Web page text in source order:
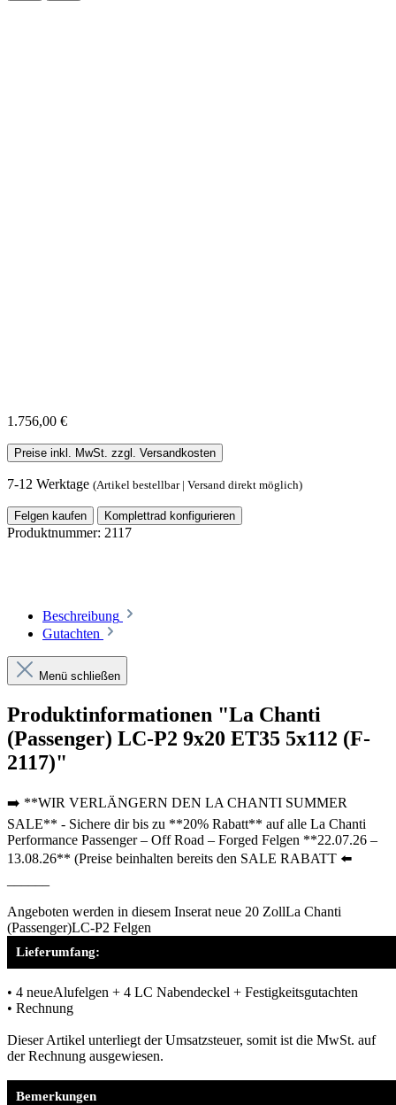
1.756,00 €
Preise inkl. MwSt. zzgl. Versandkosten
7-12 Werktage (Artikel bestellbar | Versand direkt möglich)
Felgen kaufen Komplettrad konfigurieren
Produktnummer: 2117
Beschreibung
Gutachten
Menü schließen
Produktinformationen "La Chanti
(Passenger) LC-P2 9x20 ET35 5x112 (F-
2117)"
➡️ **WIR VERLÄNGERN DEN LA CHANTI SUMMER
SALE** - Sichere dir bis zu **20% Rabatt** auf alle La Chanti
Performance Passenger – Off Road – Forged Felgen **22.07.26 –
13.08.26** (Preise beinhalten bereits den SALE RABATT ⬅️
Angeboten werden in diesem Inserat neue 20 ZollLa Chanti
(Passenger)LC-P2 Felgen
Lieferumfang:
• 4 neueAlufelgen + 4 LC Nabendeckel + Festigkeitsgutachten
• Rechnung
Dieser Artikel unterliegt der Umsatzsteuer, somit ist die MwSt. auf
der Rechnung ausgewiesen.
Bemerkungen